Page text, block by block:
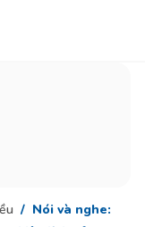
Nói và nghe: